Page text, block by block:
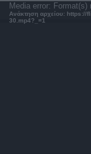
Πρόγραμμα
Αναπαραγωγής
Media error:
Ανάκτηση αρχείου:
30.mp4?_=1